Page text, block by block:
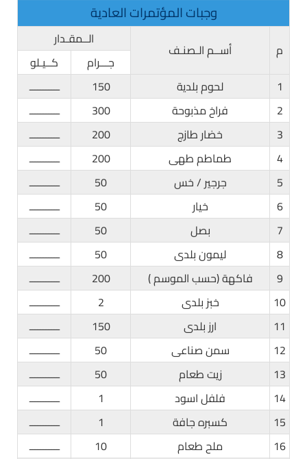
وجبات المؤتمرات العادية
الــمقـدار
أســم الـصنـف م
كــيـلو
جـــرام
ـــــــــــ
150 لحوم بلدية
1
ـــــــــــ
300 فراخ مذبوحة
2
ـــــــــــ
200 خضار طازج
3
ـــــــــــ
200 طماطم طهى
4
ـــــــــــ
50 جرجير / خس
5
ـــــــــــ
50 خيار
6
ـــــــــــ
50 بصل
7
ـــــــــــ
50 ليمون بلدى
8
ـــــــــــ
200 فاكهة (حسب الموسم )
9
ـــــــــــ
2 خبز بلدى
10
ـــــــــــ
150 ارز بلدى
11
ـــــــــــ
50 سمن صناعى
12
ـــــــــــ
50 زيت طعام
13
ـــــــــــ
1 فلفل اسود
14
ـــــــــــ
1 كسبره جافة
15
ـــــــــــ
10 ملح طعام
16